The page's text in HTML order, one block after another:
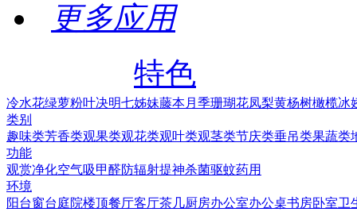
更多应用
特色
冷水花绿萝粉叶决明七姊妹藤本月季珊瑚花凤梨黄杨树橄榄冰
类别
趣味类芳香类观果类观花类观叶类观茎类节庆类垂吊类果蔬类
功能
观赏净化空气吸甲醛防辐射提神杀菌驱蚊药用
环境
阳台窗台庭院楼顶餐厅客厅茶几厨房办公室办公桌书房卧室卫